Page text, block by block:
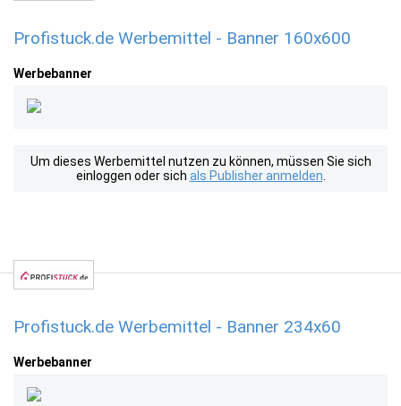
Profistuck.de Werbemittel - Banner 160x600
Werbebanner
Um dieses Werbemittel nutzen zu können, müssen Sie sich
einloggen oder sich als Publisher anmelden
Profistuck.de Werbemittel - Banner 234x60
Werbebanner